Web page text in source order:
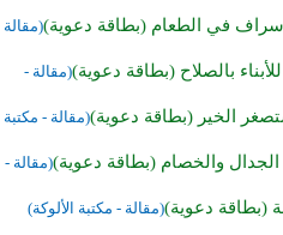
في الطعام (بطاقة دعوية)(مقالة
بالصلاح (بطاقة دعوية)(مقالة -
الخير (بطاقة دعوية)(مقالة - مكتبة
والخصام (بطاقة دعوية)(مقالة -
(بطاقة دعوية)(مقالة - مكتبة الألوكة)